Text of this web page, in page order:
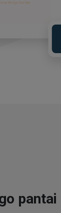
pantai